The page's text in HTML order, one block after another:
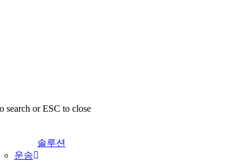
search or ESC to close
솔루션
운송